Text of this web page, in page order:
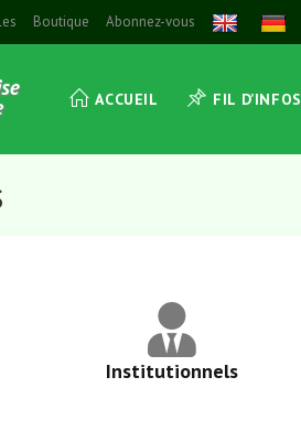
Boutique Abonnez-vous
ACCUEIL FIL D’INFOS
Institutionnels